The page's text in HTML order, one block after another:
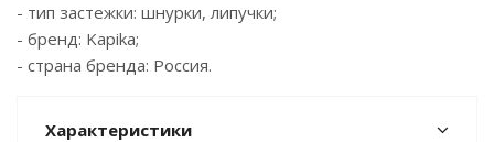
- тип застежки: шнурки, липучки;
- бренд: Kapika;
- страна бренда: Россия.
Характеристики